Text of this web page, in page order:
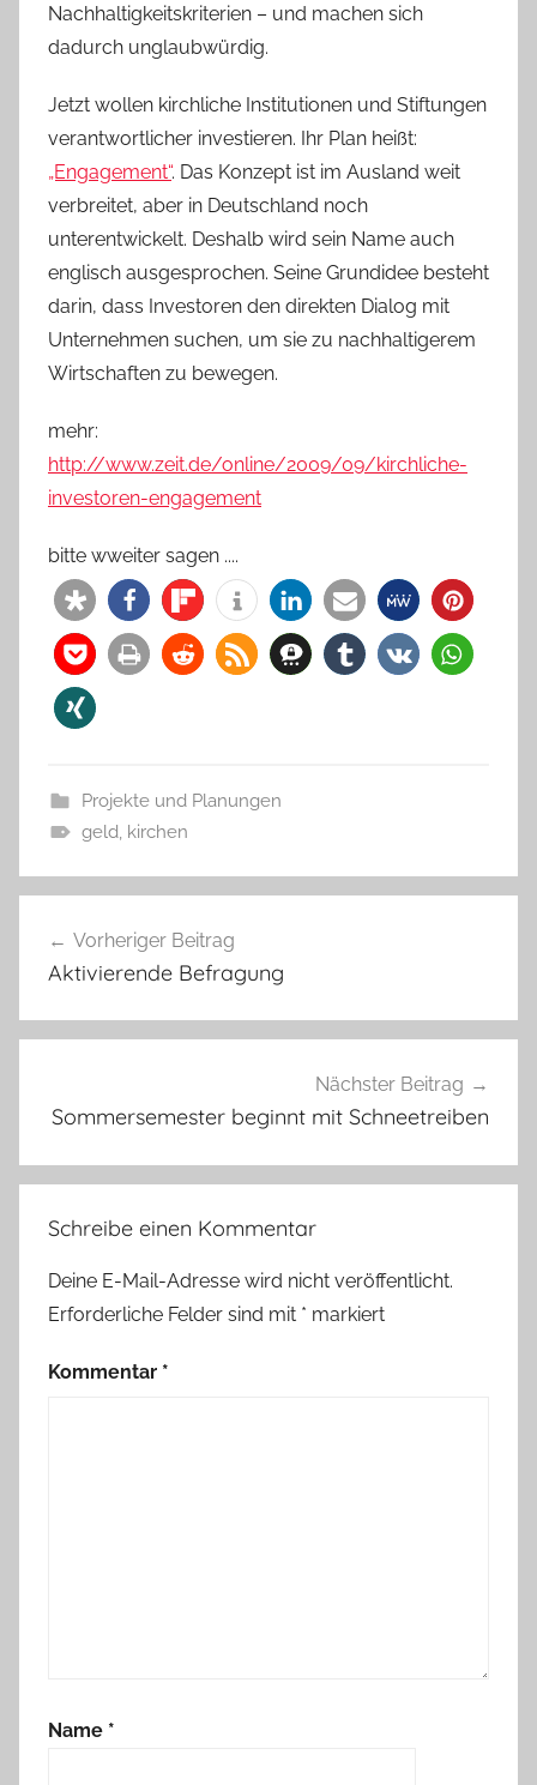
Nachhaltigkeitskriterien – und machen sich
dadurch unglaubwürdig.
Jetzt wollen kirchliche Institutionen und Stiftungen
verantwortlicher investieren. Ihr Plan heißt:
„Engagement“. Das Konzept ist im Ausland weit
verbreitet, aber in Deutschland noch
unterentwickelt. Deshalb wird sein Name auch
englisch ausgesprochen. Seine Grundidee besteht
darin, dass Investoren den direkten Dialog mit
Unternehmen suchen, um sie zu nachhaltigerem
Wirtschaften zu bewegen.
mehr:
http://www.zeit.de/online/2009/09/kirchliche-
investoren-engagement
bitte wweiter sagen ....
Projekte und Planungen
geld kirchen
Vorheriger Beitrag
Aktivierende Befragung
Nächster Beitrag
Sommersemester beginnt mit Schneetreiben
Schreibe einen Kommentar
Deine E-Mail-Adresse wird nicht veröffentlicht.
Erforderliche Felder sind mit * markiert
Kommentar *
Name *